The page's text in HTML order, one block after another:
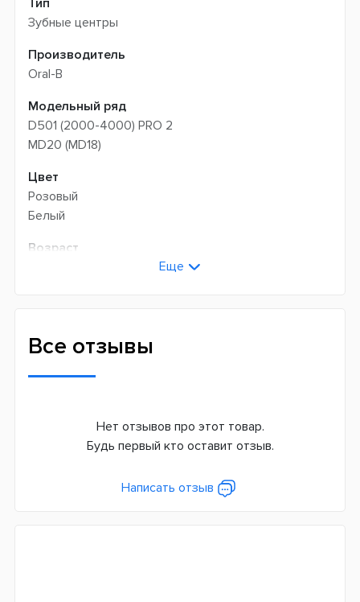
Тип
Зубные центры
Производитель
Oral-B
Модельный ряд
D501 (2000-4000) PRO 2
MD20 (MD18)
Цвет
Розовый
Белый
Возраст
Возвратно-вращательная + пульсирующая
Микропузырьковая (OxyJet)
Количество пульсаций в минуту
Режимов чистки
Еще
Все отзывы
Нет отзывов про этот товар.
Будь первый кто оставит отзыв.
Написать отзыв